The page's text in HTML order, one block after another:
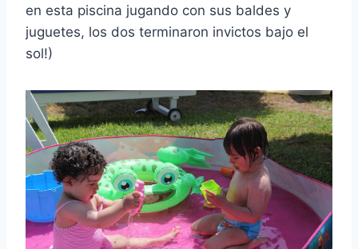
en esta piscina jugando con sus baldes y
juguetes, los dos terminaron invictos bajo el
sol!)